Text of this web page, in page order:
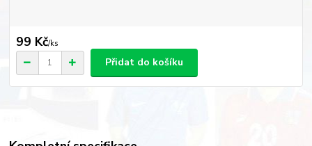
99 Kč/ks
Přidat do košíku